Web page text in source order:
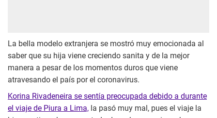
La bella modelo extranjera se mostró muy emocionada al
saber que su hija viene creciendo sanita y de la mejor
manera a pesar de los momentos duros que viene
atravesando el país por el coronavirus.
Korina Rivadeneira se sentía preocupada debido a durante
el viaje de Piura a Lima, la pasó muy mal, pues el viaje la